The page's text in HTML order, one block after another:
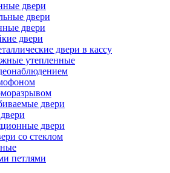
двери
двери
двери
двери
двери в кассу
утепленные
двери
двери
со стеклом
петлями